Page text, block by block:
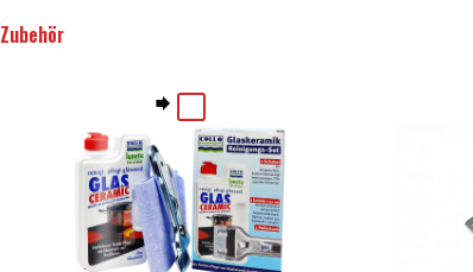
Zubehör